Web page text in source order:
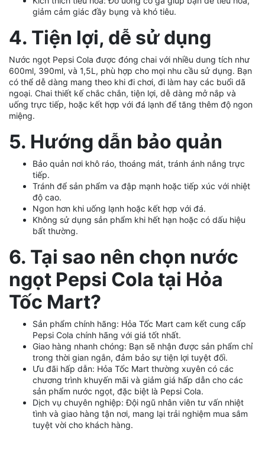
giảm cảm giác đầy bụng và khó tiêu.
4. Tiện lợi, dễ sử dụng
Nước ngọt Pepsi Cola được đóng chai với nhiều dung tích như
600ml, 390ml, và 1,5L, phù hợp cho mọi nhu cầu sử dụng. Bạn
có thể dễ dàng mang theo khi đi chơi, đi làm hay các buổi dã
ngoại. Chai thiết kế chắc chắn, tiện lợi, dễ dàng mở nắp và
uống trực tiếp, hoặc kết hợp với đá lạnh để tăng thêm độ ngon
miệng.
5. Hướng dẫn bảo quản
Bảo quản nơi khô ráo, thoáng mát, tránh ánh nắng trực
tiếp.
Tránh để sản phẩm va đập mạnh hoặc tiếp xúc với nhiệt
độ cao.
Ngon hơn khi uống lạnh hoặc kết hợp với đá.
Không sử dụng sản phẩm khi hết hạn hoặc có dấu hiệu
bất thường.
6. Tại sao nên chọn nước
ngọt Pepsi Cola tại Hỏa
Tốc Mart?
Sản phẩm chính hãng: Hỏa Tốc Mart cam kết cung cấp
Pepsi Cola chính hãng với giá tốt nhất.
Giao hàng nhanh chóng: Bạn sẽ nhận được sản phẩm chỉ
trong thời gian ngắn, đảm bảo sự tiện lợi tuyệt đối.
Ưu đãi hấp dẫn: Hỏa Tốc Mart thường xuyên có các
chương trình khuyến mãi và giảm giá hấp dẫn cho các
sản phẩm nước ngọt, đặc biệt là Pepsi Cola.
Dịch vụ chuyên nghiệp: Đội ngũ nhân viên tư vấn nhiệt
tình và giao hàng tận nơi, mang lại trải nghiệm mua sắm
tuyệt vời cho khách hàng.